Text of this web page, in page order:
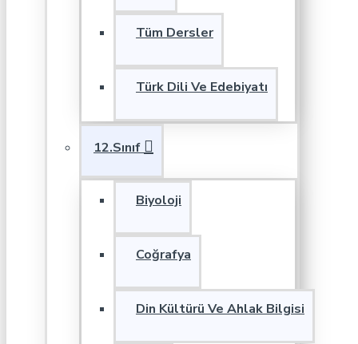
Tüm Dersler
Türk Dili Ve Edebiyatı
12.Sınıf
Biyoloji
Coğrafya
Din Kültürü Ve Ahlak Bilgisi